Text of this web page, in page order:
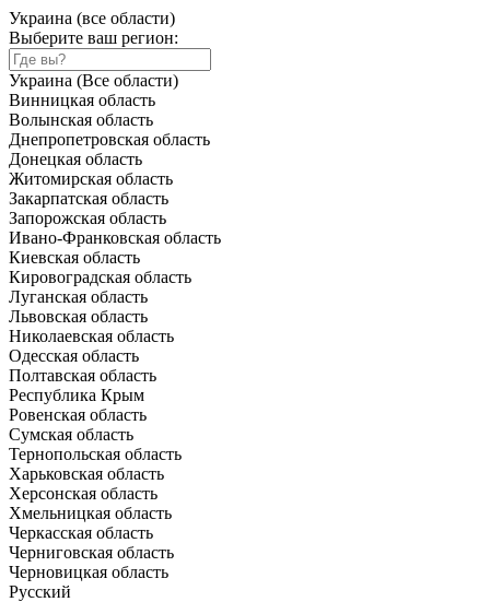
Украина (все области)
Выберите ваш регион:
Украина (Все области)
Винницкая область
Волынская область
Днепропетровская область
Донецкая область
Житомирская область
Закарпатская область
Запорожская область
Ивано-Франковская область
Киевская область
Кировоградская область
Луганская область
Львовская область
Николаевская область
Одесская область
Полтавская область
Республика Крым
Ровенская область
Сумская область
Тернопольская область
Харьковская область
Херсонская область
Хмельницкая область
Черкасская область
Черниговская область
Черновицкая область
Русский